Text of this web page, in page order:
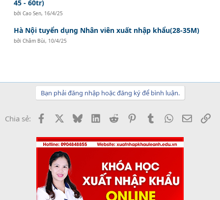
45 - 60tr)
bởiCao Sen, 16/4/25
Hà Nội tuyển dụng Nhân viên xuất nhập khẩu(28-35M)
bởiChâm Bùi, 10/4/25
Bạn phải đăng nhập hoặc đăng ký để bình luận.
Chia sẻ: Facebook BlueskyLinkedInReddit PinterestTumblrWhatsApp
Email